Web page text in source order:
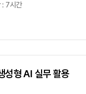
: 7시간
형 AI 실무 활용